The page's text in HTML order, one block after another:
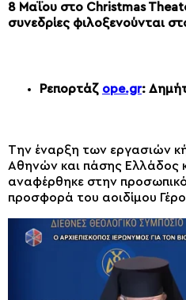
8 Μαΐου στο Christmas
συνεδρίες φιλοξενούνται
Ρεπορτάζ ope.gr:
Την έναρξη των εργασιών
Αθηνών και πάσης Ελλάδος
αναφέρθηκε στην
προσφορά του αοιδίμου